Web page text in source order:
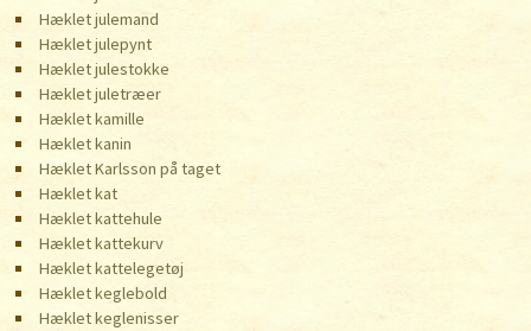
Hæklet julemand
Hæklet julepynt
Hæklet julestokke
Hæklet juletræer
Hæklet kamille
Hæklet kanin
Hæklet Karlsson på taget
Hæklet kat
Hæklet kattehule
Hæklet kattekurv
Hæklet kattelegetøj
Hæklet keglebold
Hæklet keglenisser